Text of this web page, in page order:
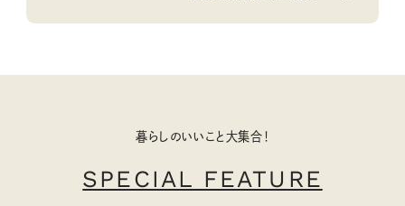
暮らしのいいこと大集合！
SPECIAL FEATURE